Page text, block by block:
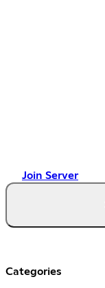
Join Server
Categories